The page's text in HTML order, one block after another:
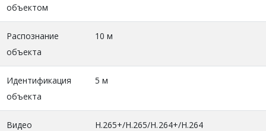
объектом
Распознание
объекта
10 м
Идентификация
объекта
5 м
Видео
H.265+/H.265/H.264+/H.264